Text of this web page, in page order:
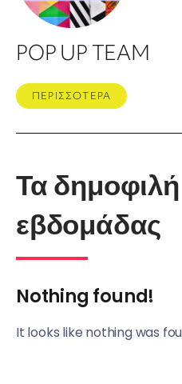
POP UP TEAM
ΠΕΡΙΣΣΟΤΕΡΑ
Τα
εβδομάδας
Nothing found!
It looks like nothing was